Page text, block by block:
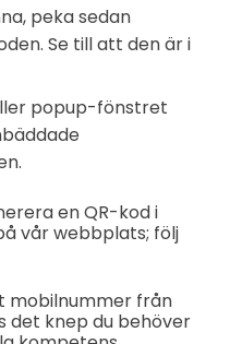
peka sedan
Se till att den är i
popup-fönstret
en QR-kod i
vår webbplats; följ
mobilnummer från
det knep du behöver